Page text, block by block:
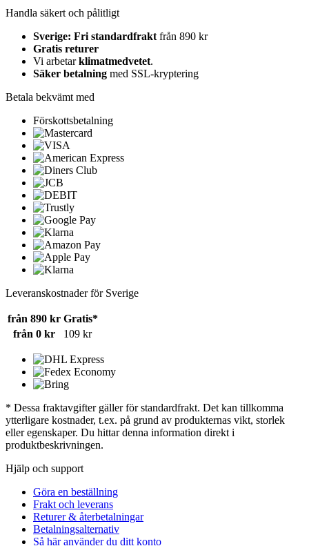
Handla säkert och pålitligt
Sverige: Fri standardfraktfrån 890 kr
Gratis returer
Vi arbetarklimatmedvetet.
Säker betalning med SSL-kryptering
Betala bekvämt med
Förskottsbetalning
Leveranskostnader för Sverige
från 890 kr Gratis*
från 0 kr
109 kr
* Dessa fraktavgifter gäller för standardfrakt. Det kan tillkomma
ytterligare kostnader, t.ex. på grund av produkternas vikt, storlek
eller egenskaper. Du hittar denna information direkt i
produktbeskrivningen.
Hjälp och support
Göra en beställning
Frakt och leverans
Returer & återbetalningar
Betalningsalternativ
Så här använder du ditt konto